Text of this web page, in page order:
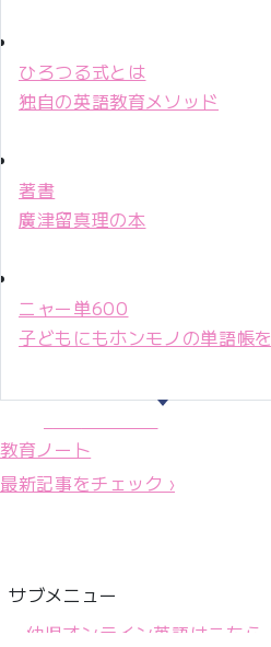
ひろつる式とは
独自の英語教育メソッド
著書
廣津留真理の本
ニャー単600
子どもにもホンモノの単語帳を
教育ノート
最新記事をチェック ›
サブメニュー
幼児オンライン英語はこちら